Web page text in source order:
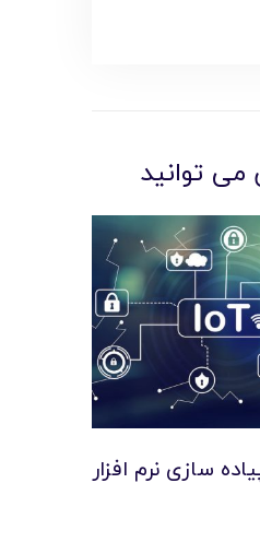
توانید
سازی نرم افزار